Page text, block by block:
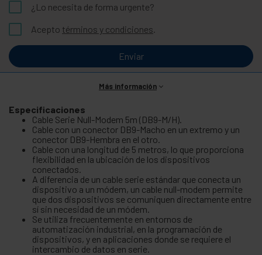
¿Lo necesita de forma urgente?
Acepto términos y condiciones.
Enviar
Más información
Especificaciones
Cable Serie Null-Modem 5m (DB9-M/H).
Cable con un conector DB9-Macho en un extremo y un
conector DB9-Hembra en el otro.
Cable con una longitud de 5 metros, lo que proporciona
flexibilidad en la ubicación de los dispositivos
conectados.
A diferencia de un cable serie estándar que conecta un
dispositivo a un módem, un cable null-modem permite
que dos dispositivos se comuniquen directamente entre
sí sin necesidad de un módem.
Se utiliza frecuentemente en entornos de
automatización industrial, en la programación de
dispositivos, y en aplicaciones donde se requiere el
intercambio de datos en serie.